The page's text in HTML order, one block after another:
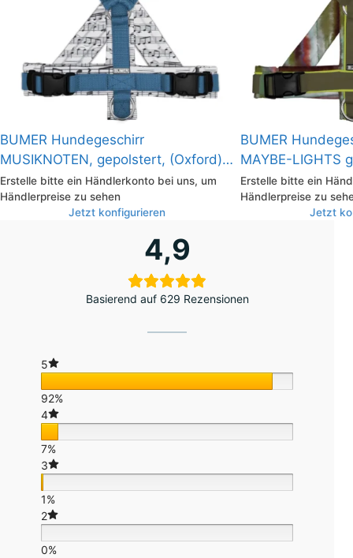
BUMER Hundegeschirr
MUSIKNOTEN, gepolstert, (Oxford),
komplett konfigurierbar
Erstelle bitte ein Händlerkonto bei uns, um
Händlerpreise zu sehen
Jetzt konfigurieren
BUMER
MAYBE-LIGHTS
(Softshell),
Erstelle bitte ein
Händlerpreise zu
Jetzt
4,9
Basierend auf 629 Rezensionen
5
92%
4
7%
3
1%
2
0%